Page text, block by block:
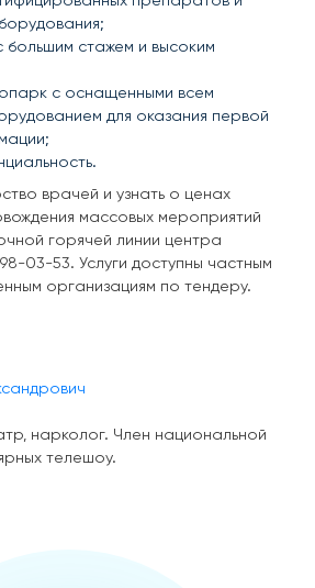
стажем и высоким
с оснащенными всем
для оказания первой
врачей и узнать о ценах
массовых мероприятий
горячей линии центра
03-53. Услуги доступны частным
организациям по тендеру.
нарколог. Член национальной
телешоу.